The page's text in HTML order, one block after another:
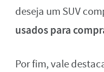
deseja um SUV
usados para
Por fim, vale